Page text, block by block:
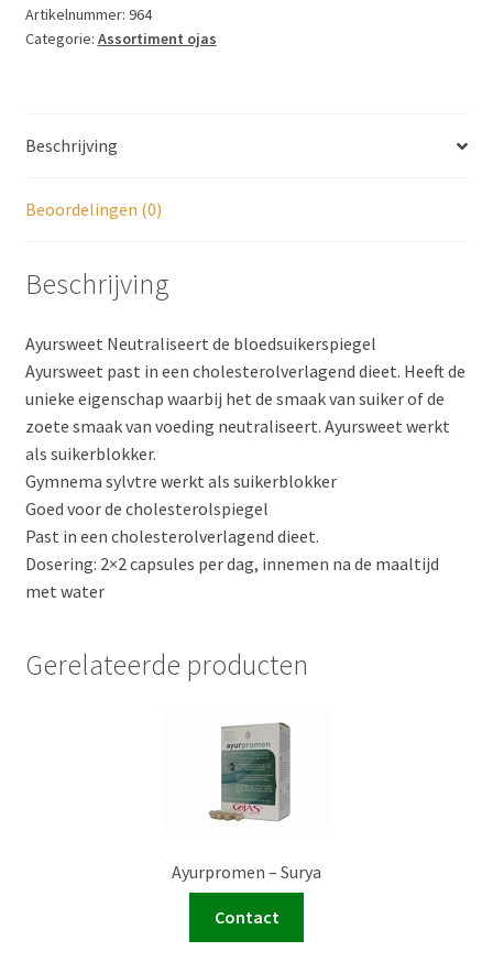
Artikelnummer: 964
Categorie: Assortiment ojas
Beschrijving
Beoordelingen (0)
Beschrijving
Ayursweet Neutraliseert de bloedsuikerspiegel
Ayursweet past in een cholesterolverlagend dieet. Heeft de
unieke eigenschap waarbij het de smaak van suiker of de
zoete smaak van voeding neutraliseert. Ayursweet werkt
als suikerblokker.
Gymnema sylvtre werkt als suikerblokker
Goed voor de cholesterolspiegel
Past in een cholesterolverlagend dieet.
Dosering: 2×2 capsules per dag, innemen na de maaltijd
met water
Gerelateerde producten
Ayurpromen – Surya
Contact